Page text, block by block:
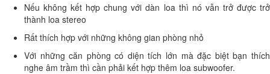
Nếu không kết hợp chung với dàn loa thì nó vẫn trở được trở
thành loa stereo
Rất thích hợp với những không gian phòng nhỏ
Với những căn phòng có diện tích lớn mà đặc biệt bạn thích
nghe âm trầm thì cần phải kết hợp thêm loa subwoofer.